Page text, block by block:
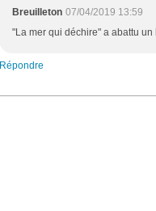
Breuilleton 07/04/2019 13:59
"La mer qui déchire" a abattu
Répondre